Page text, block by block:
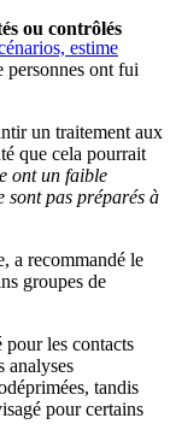
estime
ou contrôlés
personnes ont fui
un traitement aux
que cela pourrait
ont un faible
sont pas préparés à
a recommandé le
groupes de
pour les contacts
analyses
tandis
pour certains